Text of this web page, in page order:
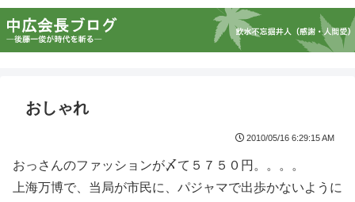
おしゃれ
2010/05/16 6:29:15 AM
おっさんのファッションが〆て５７５０円。。。。
上海万博で、当局が市民に、パジャマで出歩かないように